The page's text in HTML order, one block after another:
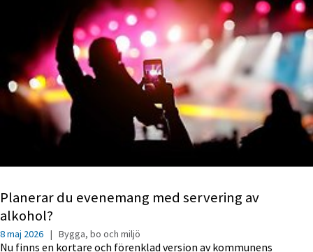
Planerar du evenemang med servering av
alkohol?
8 maj 2026 | Bygga, bo och miljö
Nu finns en kortare och förenklad version av kommunens